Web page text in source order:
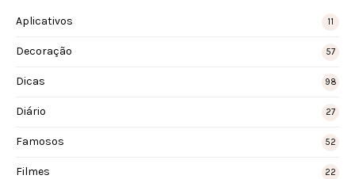
Aplicativos 11
Decoração 57
Dicas 98
Diário 27
Famosos 52
Filmes 22